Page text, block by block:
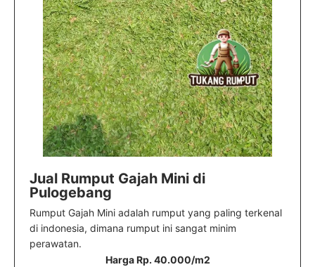
Jual Rumput Gajah Mini di
Pulogebang
Rumput Gajah Mini adalah rumput yang paling terkenal
di indonesia, dimana rumput ini sangat minim
perawatan.
Harga Rp. 40.000/m2